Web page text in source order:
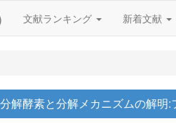
文献ランキング 新着文献
解酵素と分解メカニズムの解